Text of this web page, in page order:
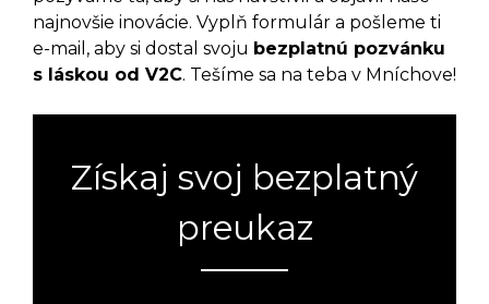
najnovšie inovácie. Vyplň formulár a pošleme ti
e-mail, aby si dostal svoju bezplatnú pozvánku
s láskou od V2C. Tešíme sa na teba v Mníchove!
Získaj svoj bezplatný
preukaz